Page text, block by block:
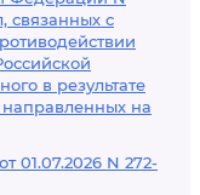
связанных с
в результате
на
01.07.2026 N 272-